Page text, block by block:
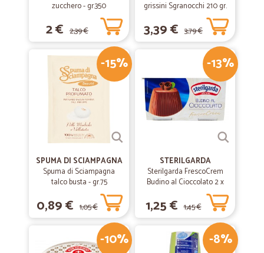
zucchero - gr.350
2 € 2,39 €
grissini Sgranocchi 210 gr.
3,39 € 3,79 €
-15%
SPUMA DI SCIAMPAGNA
Spuma di Sciampagna
talco busta - gr.75
0,89 € 1,05 €
-13%
STERILGARDA
Sterilgarda FrescoCrem
Budino al Cioccolato 2 x
1,25 € 1,45 €
-10% -8%